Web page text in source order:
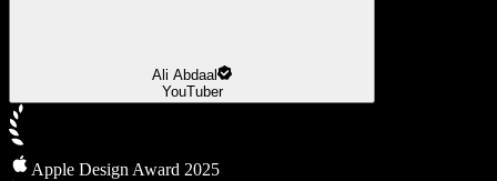
Ali Abdaal
YouTuber
Apple Design Award 2025